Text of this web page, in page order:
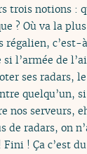
trois notions :
? Où va la
régalien,
si l’armée de
ses radars,
quelqu’un,
nos serveurs,
de radars, on
Fini ! Ça c’est